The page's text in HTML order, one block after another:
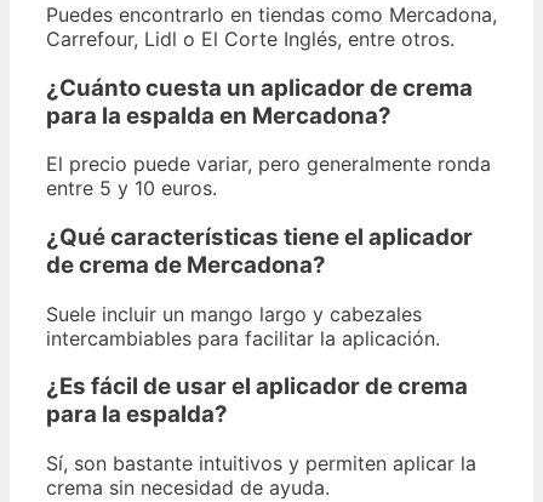
Puedes encontrarlo en tiendas como Mercadona,
Carrefour, Lidl o El Corte Inglés, entre otros.
¿Cuánto cuesta un aplicador de crema
para la espalda en Mercadona?
El precio puede variar, pero generalmente ronda
entre 5 y 10 euros.
¿Qué características tiene el aplicador
de crema de Mercadona?
Suele incluir un mango largo y cabezales
intercambiables para facilitar la aplicación.
¿Es fácil de usar el aplicador de crema
para la espalda?
Sí, son bastante intuitivos y permiten aplicar la
crema sin necesidad de ayuda.